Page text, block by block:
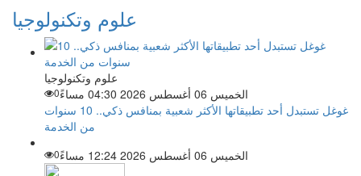
علوم وتكنولوجيا
علوم وتكنولوجيا
الخميس 06 أغسطس 2026 04:30 مساءً
0
غوغل تستبدل أحد تطبيقاتها الأكثر شعبية بمنافس ذكي.. 10 سنوات
من الخدمة
الخميس 06 أغسطس 2026 12:24 مساءً
0